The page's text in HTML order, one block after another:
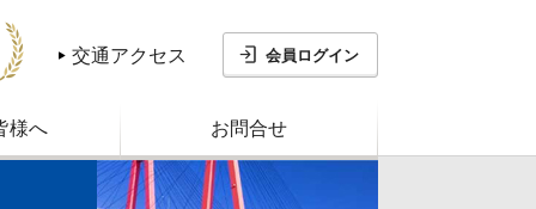
中部支部交通アクセス 会員ログイン
様へ お問合せ